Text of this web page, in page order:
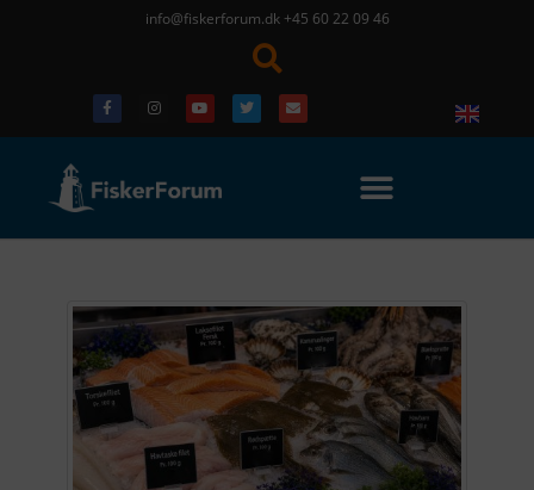
info@fiskerforum.dk +45 60 22 09 46